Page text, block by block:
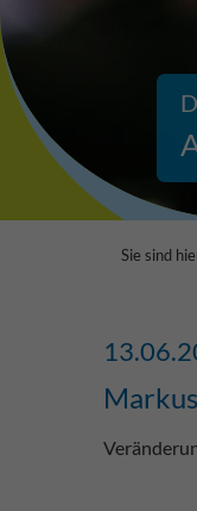
Sie sind